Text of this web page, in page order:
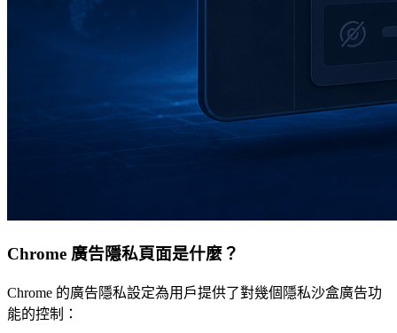
Chrome 廣告隱私頁面是什麼？
Chrome 的廣告隱私設定為用戶提供了對幾個隱私沙盒廣告功
能的控制：